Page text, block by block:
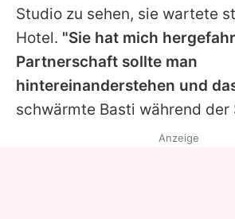
Studio zu sehen, sie wartete
Hotel. "Sie hat mich
Partnerschaft sollte man
hintereinanderstehen und
schwärmte Basti während der
Anzeige